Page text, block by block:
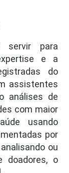
servir para
e a
do
assistentes
análises de
com maior
usando
por
ou
doadores, o